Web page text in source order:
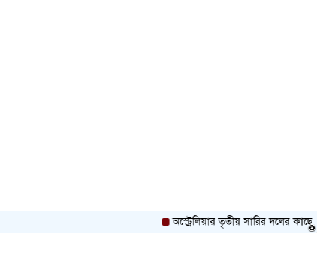
অস্ট্রেলিয়ার তৃতীয় সারির দলের কাছে